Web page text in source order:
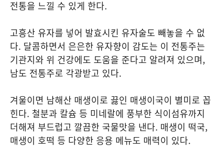
전통을 느낄 수 있게 한다.
고흥산 유자를 넣어 발효시킨 유자술도 빼놓을 수 없
다. 달콤하면서 은은한 유자향이 감도는 이 전통주는
기관지와 위 건강에도 도움을 준다고 알려져 있으며,
남도 전통주로 각광받고 있다.
겨울이면 남해산 매생이로 끓인 매생이국이 별미로 꼽
힌다. 철분과 칼슘 등 미네랄에 풍부한 식이섬유까지
더해져 부드럽고 깔끔한 국물맛을 낸다. 매생이 떡국,
매생이 호떡 등 다양한 응용 메뉴도 매력이 있다.